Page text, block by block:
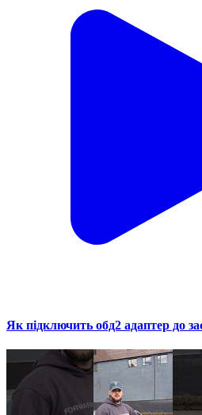
Як підключить обд2 адаптер до